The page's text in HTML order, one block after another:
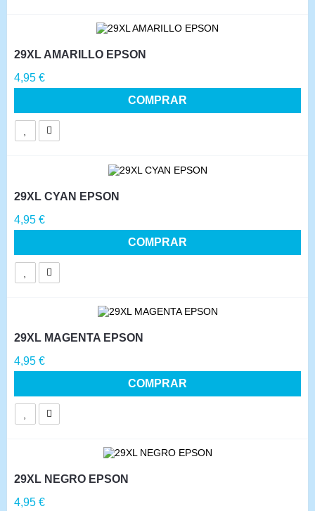
29XL AMARILLO EPSON
Precio
4,95 €
COMPRAR
29XL CYAN EPSON
Precio
4,95 €
COMPRAR
29XL MAGENTA EPSON
Precio
4,95 €
COMPRAR
29XL NEGRO EPSON
Precio
4,95 €